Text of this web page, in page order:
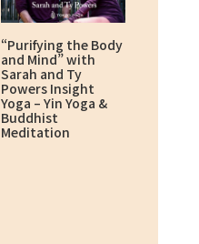
“Purifying the Body
and Mind” with
Sarah and Ty
Powers Insight
Yoga – Yin Yoga &
Buddhist
Meditation